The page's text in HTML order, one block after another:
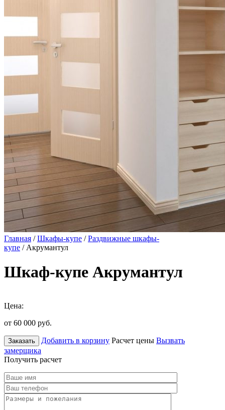
Главная /Шкафы-купе /Раздвижные шкафы-
купе / Акрумантул
Шкаф-купе Акрумантул
Цена:
от 60 000 руб.
Заказать Добавить в корзину Расчет цены Вызвать
замерщика
Получить расчет